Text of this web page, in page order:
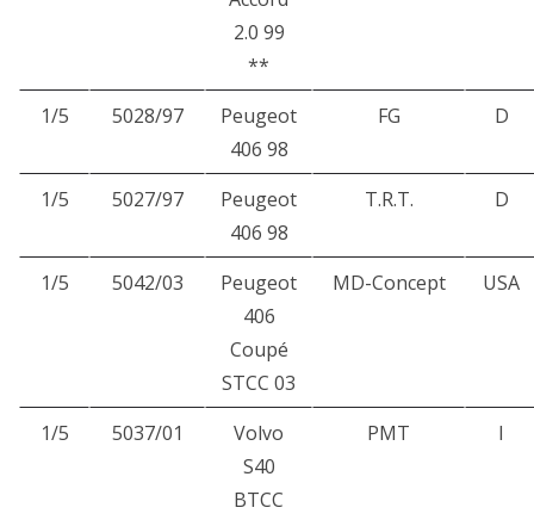
2.0 99
**
1/5
5028/97
Peugeot
406 98
FG D
1/5 5027/97
Peugeot
406 98
T.R.T. D
1/5 5042/03
Peugeot
406
Coupé
STCC 03
MD-Concept USA
1/5 5037/01
Volvo
S40
BTCC
PMT I